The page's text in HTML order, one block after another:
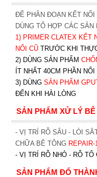
ĐỂ PHÂN ĐOẠN KẾT NỐI
DÙNG TỔ HỢP CÁC SẢN
1) PRIMER CLATEX KẾT
NỐI CŨ TRƯỚC KHI T
2) DÙNG SẢN PHẨM
ÍT NHẤT 40CM PHẦN NỐI
3) DÙNG SẢN PHẨM
ĐẾN KHI HÀI LÒNG
SẢN PHẨM XỬ LÝ
- VỊ TRÍ RỖ SÂU - LÒI
CHỮA BÊ TÔNG REPAIR-
- VỊ TRÍ RỖ NHỎ - RỖ TỔ
SẢN PHẨM ĐỔ